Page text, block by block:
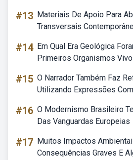
#13 Materiais De Apoio Para
Transversais
#14 Em Qual Era Geológica
Primeiros Organismos
#15 O Narrador Também Faz
Utilizando Expressões
#16 O Modernismo Brasileiro
Das Vanguardas Europeias
#17 Muitos Impactos
Consequências Graves E